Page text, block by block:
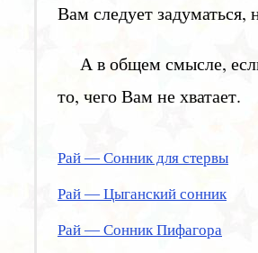
Вам следует
А в общем смысле,
то, чего Вам не хватает.
Рай — Сонник для стервы
Рай — Цыганский сонник
Рай — Сонник Пифагора